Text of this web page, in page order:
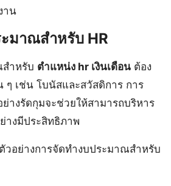
าน
มาณสำหรับ HR
ำหรับ ตําแหน่ง hr เงินเดือน ต้อง
ๆ เช่น โบนัสและสวัสดิการ การ
างรัดกุมจะช่วยให้สามารถบริหาร
างมีประสิทธิภาพ
วอย่างการจัดทำงบประมาณสำหรับ